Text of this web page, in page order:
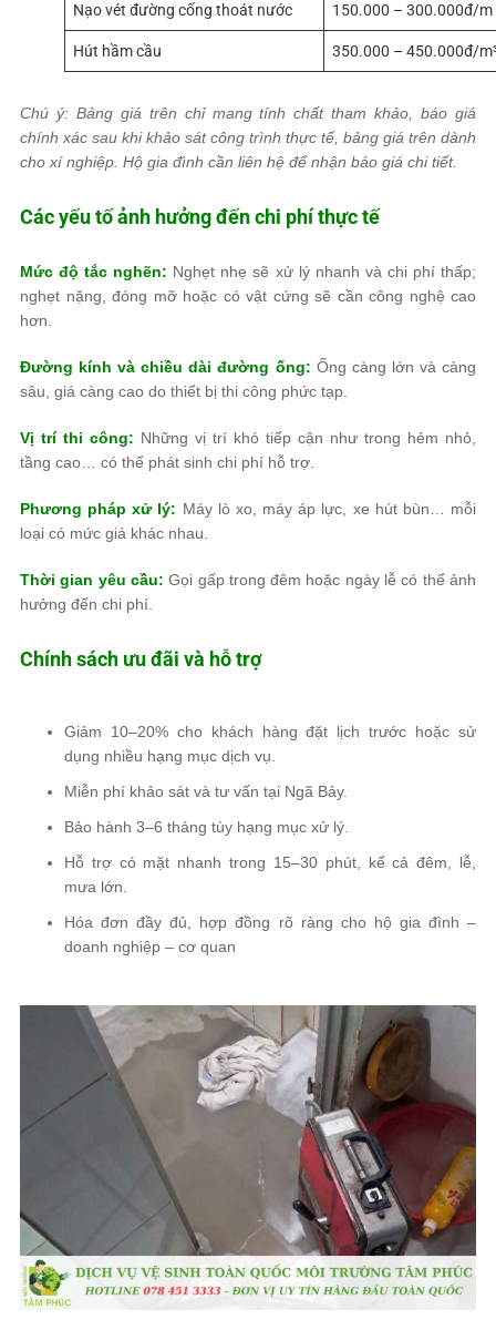
Nạo vét đường cống thoát nước 150.000 – 300.000đ/m
Hút hầm cầu 350.000 – 450.000đ/
Chú ý: Bảng giá trên chỉ mang tính chất tham khảo, báo giá
chính xác sau khi khảo sát công trình thực tế, bảng giá trên dành
cho xí nghiệp. Hộ gia đình cần liên hệ để nhận báo giá chi tiết.
Các yếu tố ảnh hưởng đến chi phí thực tế
Mức độ tắc nghẽn: Nghẹt nhẹ sẽ xử lý nhanh và chi phí thấp;
nghẹt nặng, đóng mỡ hoặc có vật cứng sẽ cần công nghệ cao
hơn.
Đường kính và chiều dài đường ống: Ống càng lớn và càng
sâu, giá càng cao do thiết bị thi công phức tạp.
Vị trí thi công: Những vị trí khó tiếp cận như trong hẻm nhỏ,
tầng cao… có thể phát sinh chi phí hỗ trợ.
Phương pháp xử lý: Máy lò xo, máy áp lực, xe hút bùn… mỗi
loại có mức giá khác nhau.
Thời gian yêu cầu: Gọi gấp trong đêm hoặc ngày lễ có thể ảnh
hưởng đến chi phí.
Chính sách ưu đãi và hỗ trợ
Giảm 10–20% cho khách hàng đặt lịch trước hoặc sử
dụng nhiều hạng mục dịch vụ.
Miễn phí khảo sát và tư vấn tại Ngã Bảy.
Bảo hành 3–6 tháng tùy hạng mục xử lý.
Hỗ trợ có mặt nhanh trong 15–30 phút, kể cả đêm, lễ,
mưa lớn.
Hóa đơn đầy đủ, hợp đồng rõ ràng cho hộ gia đình –
doanh nghiệp – cơ quan